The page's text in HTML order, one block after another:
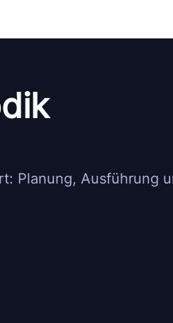
Planung, Ausführung